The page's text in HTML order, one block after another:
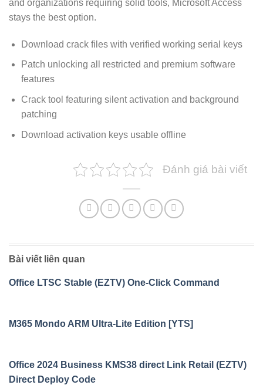
and organizations requiring solid tools, Microsoft Access
stays the best option.
Download crack files with verified working serial keys
Patch unlocking all restricted and premium software
features
Crack tool featuring silent activation and background
patching
Download activation keys usable offline
Đánh giá bài viết
Bài viết liên quan
Office LTSC Stable (EZTV) One-Click Command
M365 Mondo ARM Ultra-Lite Edition [YTS]
Office 2024 Business KMS38 direct Link Retail (EZTV)
Direct Deploy Code